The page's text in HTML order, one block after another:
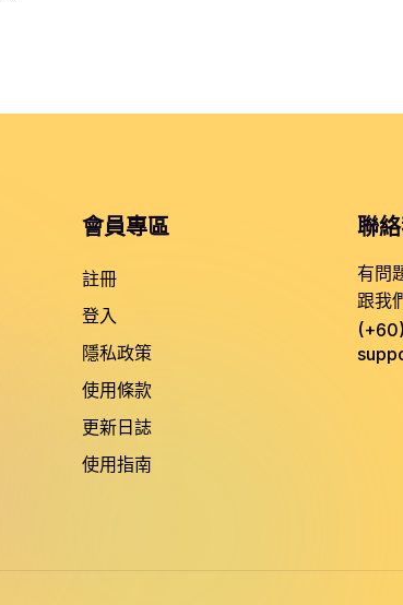
會員專區
註冊
登入
隱私政策
使用條款
更新日誌
使用指南
聯
有問
跟我